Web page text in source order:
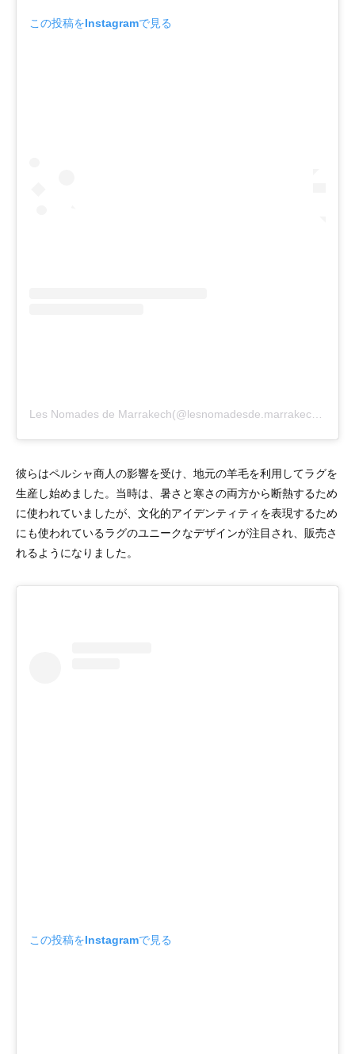
この投稿をInstagramで見る
Les Nomades de Marrakech(@lesnomadesde.marrakech)がシェアした投稿
彼らはペルシャ商人の影響を受け、地元の羊毛を利用してラグを
生産し始めました。当時は、暑さと寒さの両方から断熱するため
に使われていましたが、文化的アイデンティティを表現するため
にも使われているラグのユニークなデザインが注目され、販売さ
れるようになりました。
この投稿をInstagramで見る